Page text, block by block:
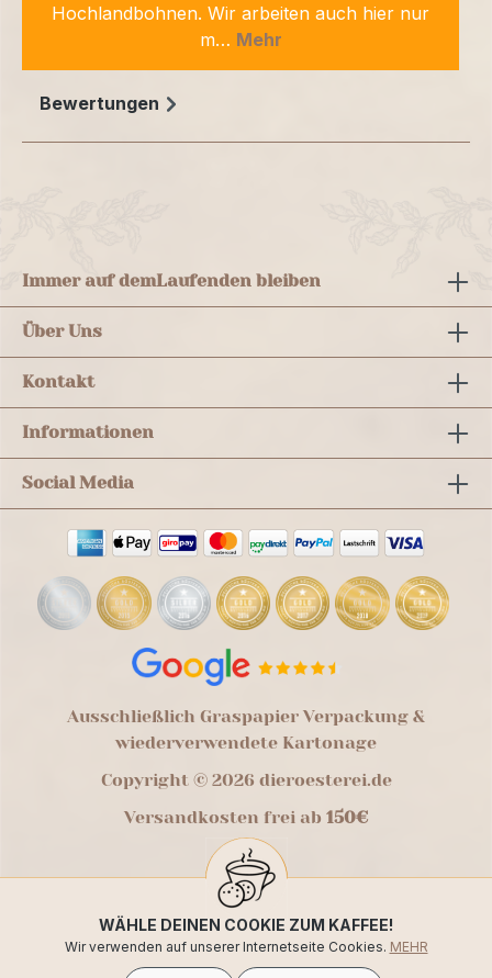
Hochlandbohnen. Wir arbeiten auch hier nur
m… Mehr
Bewertungen
Immer auf demLaufenden bleiben
Über Uns
Kontakt
Informationen
Social Media
Ausschließlich Graspapier Verpackung &
wiederverwendete Kartonage
Copyright © 2026 dieroesterei.de
Versandkosten frei ab 150€
WÄHLE DEINEN COOKIE ZUM KAFFEE!
Wir verwenden auf unserer Internetseite Cookies. MEHR